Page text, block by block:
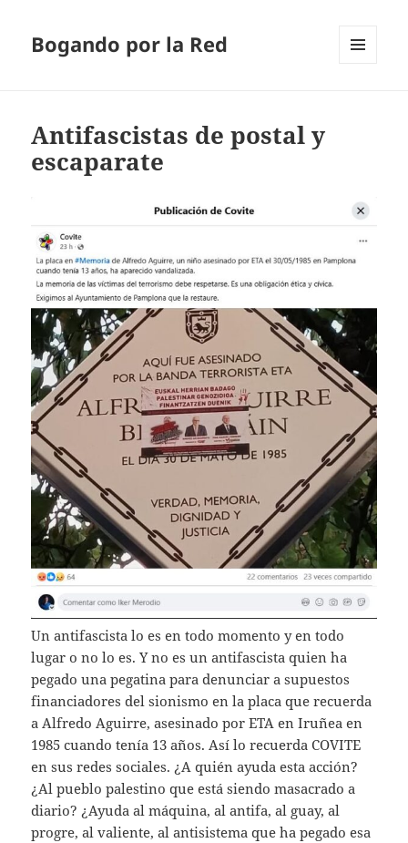
Bogando por la Red
Antifascistas de postal y
escaparate
Un antifascista lo es en todo momento y en todo
lugar o no lo es. Y no es un antifascista quien ha
pegado una pegatina para denunciar a supuestos
financiadores del sionismo en la placa que recuerda
a Alfredo Aguirre, asesinado por ETA en Iruñea en
1985 cuando tenía 13 años. Así lo recuerda COVITE
en sus redes sociales. ¿A quién ayuda esta acción?
¿Al pueblo palestino que está siendo masacrado a
diario? ¿Ayuda al máquina, al antifa, al guay, al
progre, al valiente, al antisistema que ha pegado esa